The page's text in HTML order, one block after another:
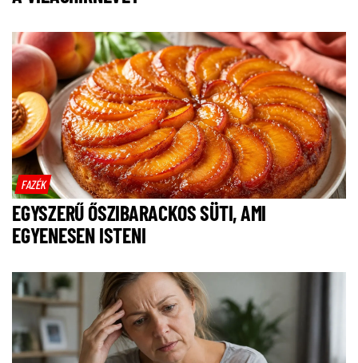
FAZÉK
EGYSZERŰ ŐSZIBARACKOS SÜTI, AMI
EGYENESEN ISTENI